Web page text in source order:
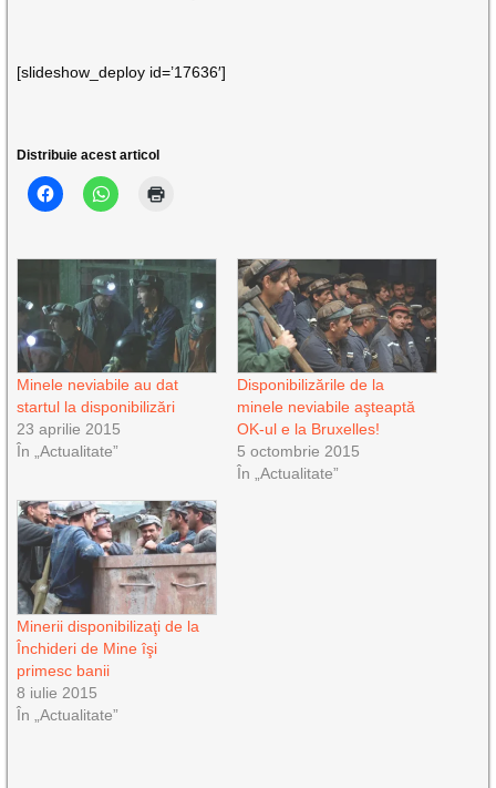
[slideshow_deploy id=’17636′]
Distribuie acest articol
Minele neviabile au dat
startul la disponibilizări
23 aprilie 2015
În „Actualitate”
Disponibilizările de la
minele neviabile aşteaptă
OK-ul e la Bruxelles!
5 octombrie 2015
În „Actualitate”
Minerii disponibilizaţi de la
Închideri de Mine îşi
primesc banii
8 iulie 2015
În „Actualitate”